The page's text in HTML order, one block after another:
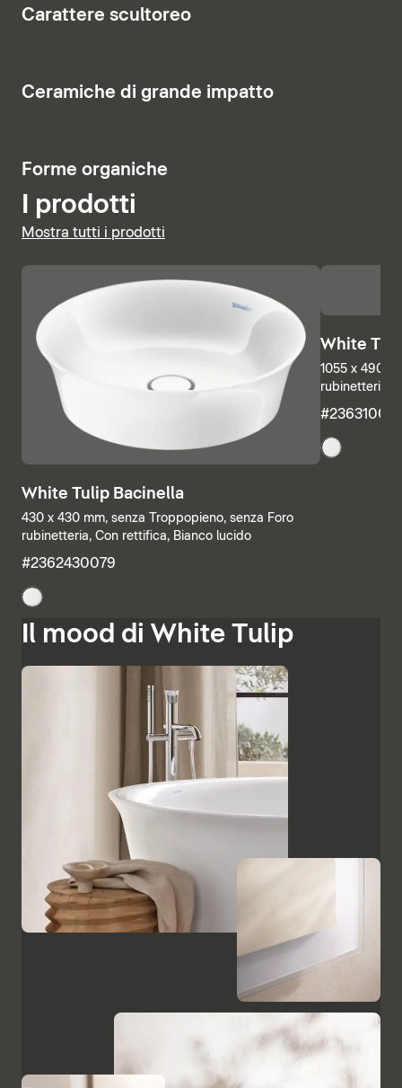
Visualizza le basi sottolavabo
costituisce un elemento di richiamo visivo.
8
Carattere scultoreo
6
Ceramiche di grande impatto
5
Forme organiche
I prodotti
Mostra tutti i prodotti
White Tulip Bacinella
430 x 430 mm, senza Troppopieno, senza Foro
rubinetteria, Con rettifica, Bianco lucido
#2362430079
White
1055 x 490
rubinetteria,
Il mood di White Tulip